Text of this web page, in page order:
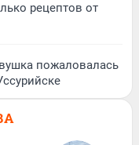
рецептов от
пожаловалась